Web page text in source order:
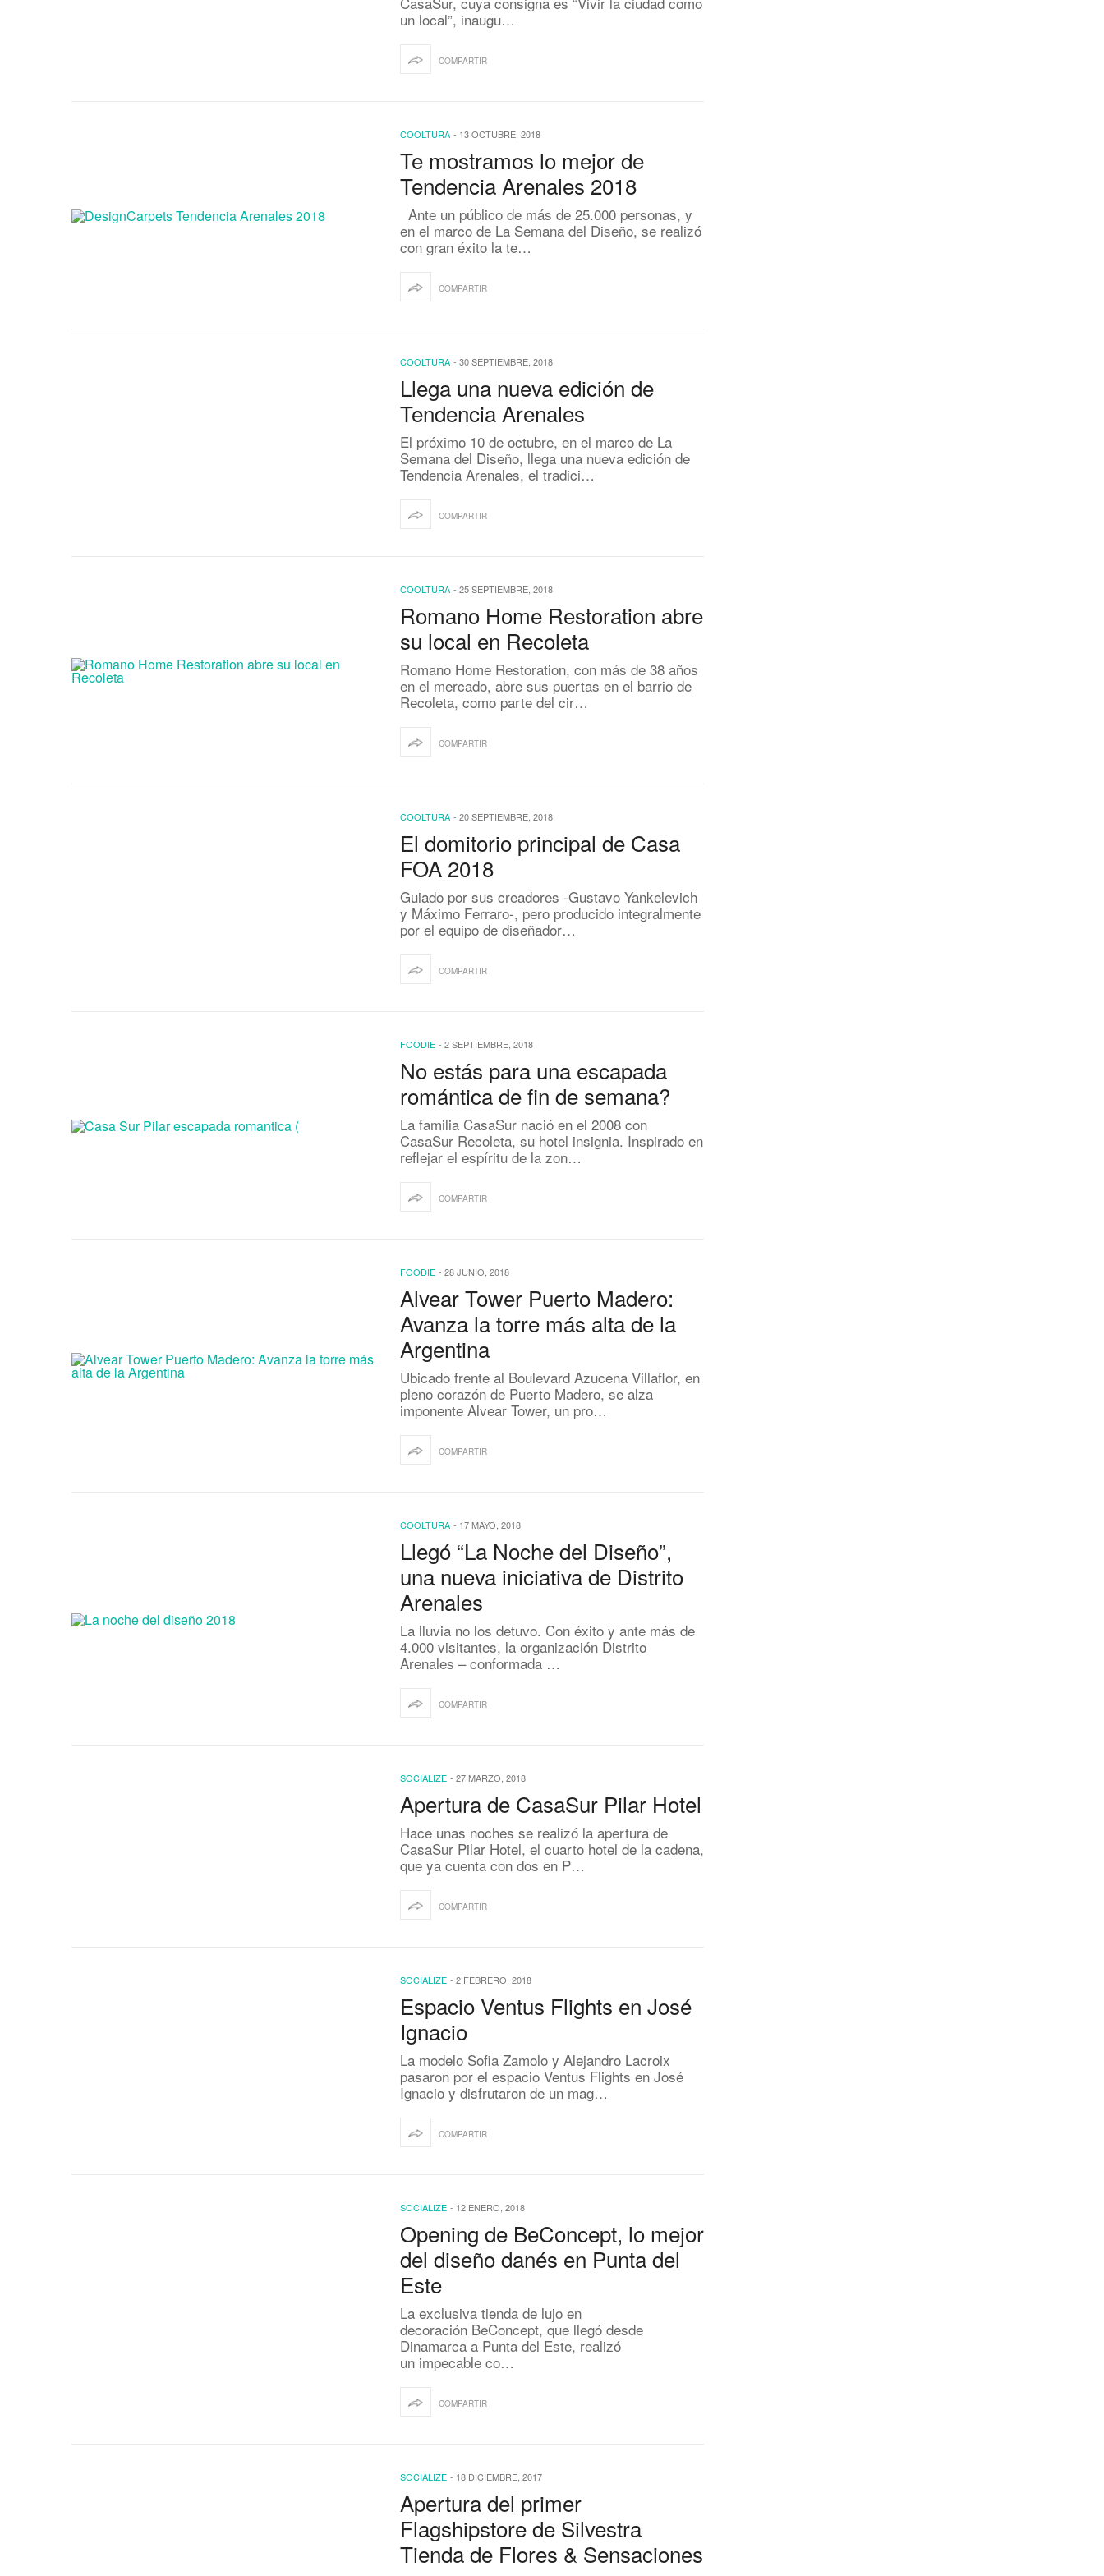
un local”, inaugu…
COMPARTIR
COOLTURA - 13 OCTUBRE, 2018
Te mostramos lo mejor de
Tendencia Arenales 2018
Ante un público de más de 25.000 personas, y
en el marco de La Semana del Diseño, se realizó
con gran éxito la te…
COMPARTIR
COOLTURA - 30 SEPTIEMBRE, 2018
Llega una nueva edición de
Tendencia Arenales
El próximo 10 de octubre, en el marco de La
Semana del Diseño, llega una nueva edición de
Tendencia Arenales, el tradici…
COMPARTIR
COOLTURA - 25 SEPTIEMBRE, 2018
Romano Home Restoration abre
su local en Recoleta
Romano Home Restoration, con más de 38 años
en el mercado, abre sus puertas en el barrio de
Recoleta, como parte del cir…
COMPARTIR
COOLTURA - 20 SEPTIEMBRE, 2018
El domitorio principal de Casa
FOA 2018
Guiado por sus creadores -Gustavo Yankelevich
y Máximo Ferraro-, pero producido integralmente
por el equipo de diseñador…
COMPARTIR
FOODIE - 2 SEPTIEMBRE, 2018
No estás para una escapada
romántica de fin de semana?
La familia CasaSur nació en el 2008 con
CasaSur Recoleta, su hotel insignia. Inspirado en
reflejar el espíritu de la zon…
COMPARTIR
FOODIE - 28 JUNIO, 2018
Alvear Tower Puerto Madero:
Avanza la torre más alta de la
Argentina
Ubicado frente al Boulevard Azucena Villaflor, en
pleno corazón de Puerto Madero, se alza
imponente Alvear Tower, un pro…
COMPARTIR
COOLTURA - 17 MAYO, 2018
Llegó “La Noche del Diseño”,
una nueva iniciativa de Distrito
Arenales
La lluvia no los detuvo. Con éxito y ante más de
4.000 visitantes, la organización Distrito
Arenales – conformada …
COMPARTIR
SOCIALIZE - 27 MARZO, 2018
Apertura de CasaSur Pilar Hotel
Hace unas noches se realizó la apertura de
CasaSur Pilar Hotel, el cuarto hotel de la cadena,
que ya cuenta con dos en P…
COMPARTIR
SOCIALIZE - 2 FEBRERO, 2018
Espacio Ventus Flights en José
Ignacio
La modelo Sofia Zamolo y Alejandro Lacroix
pasaron por el espacio Ventus Flights en José
Ignacio y disfrutaron de un mag…
COMPARTIR
SOCIALIZE - 12 ENERO, 2018
Opening de BeConcept, lo mejor
del diseño danés en Punta del
Este
La exclusiva tienda de lujo en
decoración BeConcept, que llegó desde
Dinamarca a Punta del Este, realizó
un impecable co…
COMPARTIR
SOCIALIZE - 18 DICIEMBRE, 2017
Apertura del primer
Flagshipstore de Silvestra
Tienda de Flores & Sensaciones